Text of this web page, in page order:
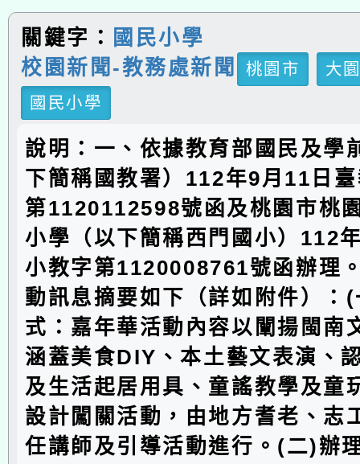
關鍵字：
國民小學
校園新聞-教務處新聞
桃園市
大
國民小學
說明：一、依據教育部國民及學
下簡稱國教署）112年9月11日
第1120112598號函及桃園市桃
小學（以下簡稱西門國小）112
小教字第1120008761號函辦理
動訊息摘要如下（詳如附件）：
式：嘉年華活動內容以闡揚閩南
涵蓋美食DIY、本土藝文表演、
及生活起居用具、童謠教學及童
設計闖關活動，由地方耆老、志
任講師及引導活動進行。(二)辦